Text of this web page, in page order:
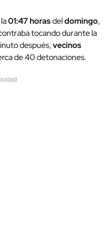
01:47 horasdeldomingo,
tocando durante la
después,vecinos
de 40 detonaciones.